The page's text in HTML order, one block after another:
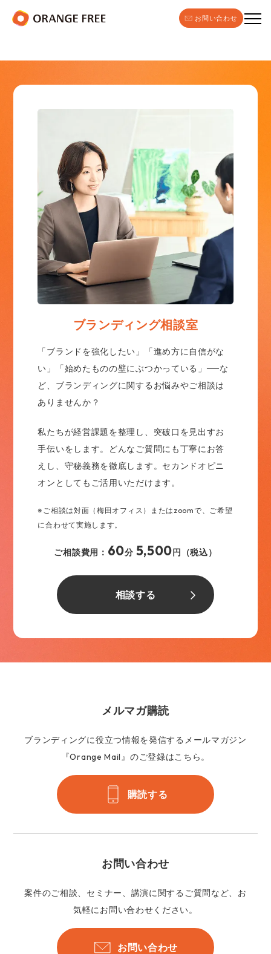
お問い合わせ
ブランディング相談室
「ブランドを強化したい」「進め方に自信がな
い」「始めたものの壁にぶつかっている」──な
ど、ブランディングに関するお悩みやご相談は
ありませんか？
私たちが経営課題を整理し、突破口を見出すお
手伝いをします。どんなご質問にも丁寧にお答
えし、守秘義務を徹底します。セカンドオピニ
オンとしてもご活用いただけます。
※ご相談は対面（梅田オフィス）またはzoomで、ご希望
に合わせて実施します。
ご相談費用： 60分 5,500円（税込）
相談する
メルマガ購読
ブランディングに役立つ情報を発信するメールマガジン
『Orange Mail』のご登録はこちら。
購読する
お問い合わせ
案件のご相談、セミナー、講演に関するご質問など、お
気軽にお問い合わせください。
お問い合わせ